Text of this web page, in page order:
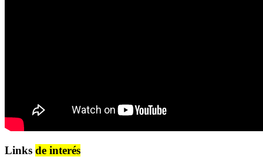
Links de interés